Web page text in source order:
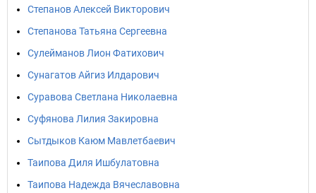
Степанов Алексей Викторович
Степанова Татьяна Сергеевна
Сулейманов Лион Фатихович
Сунагатов Айгиз Илдарович
Суравова Светлана Николаевна
Суфянова Лилия Закировна
Сытдыков Каюм Мавлетбаевич
Таипова Диля Ишбулатовна
Таипова Надежда Вячеславовна